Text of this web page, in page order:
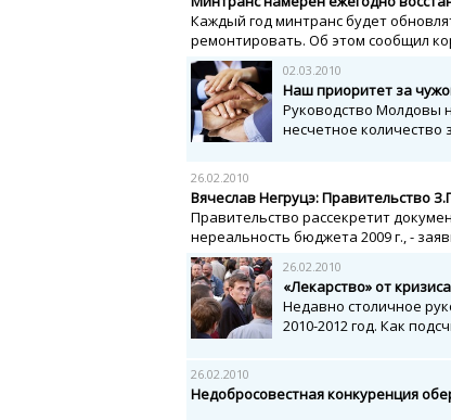
Каждый год минтранс будет
ремонтировать. Об этом сообщил
02.03.2010
Наш приоритет за
Руководство Молдовы
несчетное количество
26.02.2010
Вячеслав Негруцэ: Правительство
Правительство рассекретит
нереальность бюджета 2009 г., -
26.02.2010
«Лекарство» от кризиса
Недавно столичное
2010-2012 год. Как
26.02.2010
Недобросовестная конкуренция